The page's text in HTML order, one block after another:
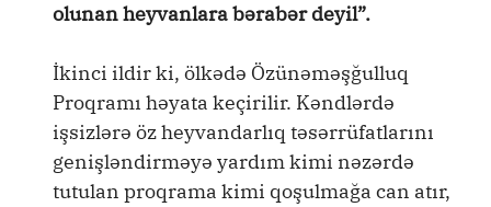
olunan heyvanlara bərabər deyil”.
İkinci ildir ki, ölkədə Özünəməşğulluq
Proqramı həyata keçirilir. Kəndlərdə
işsizlərə öz heyvandarlıq təsərrüfatlarını
genişləndirməyə yardım kimi nəzərdə
tutulan proqrama kimi qoşulmağa can atır,